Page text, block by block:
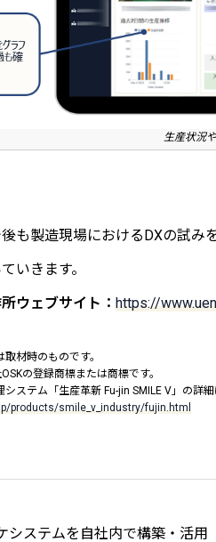
生産状況
も製造現場におけるDXの試み
いきます。
ウェブサイト： https://
材時のものです。
の登録商標または商標です。
ステム「生産革新 Fu-jin SMILE V」の詳
products/smile_v_industry/fujin.html
システムを自社内で構築・活用